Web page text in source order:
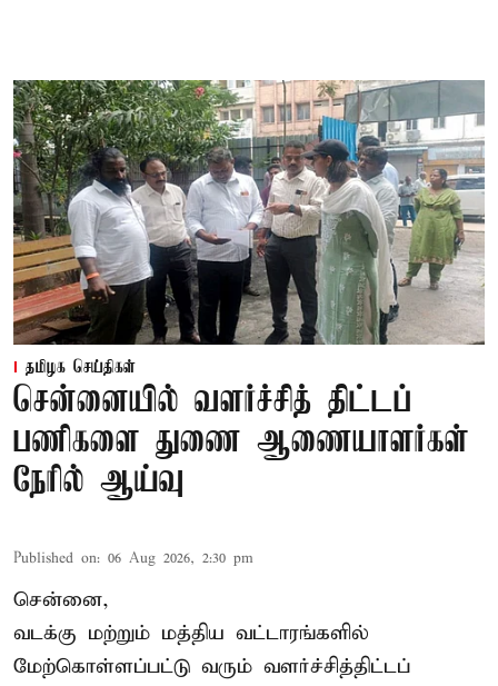
தமிழக செய்திகள்
சென்னையில் வளர்ச்சித் திட்டப்
பணிகளை துணை ஆணையாளர்கள்
நேரில் ஆய்வு
Published on: 06 Aug 2026, 2:30 pm
சென்னை,
வடக்கு மற்றும் மத்திய வட்டாரங்களில்
மேற்கொள்ளப்பட்டு வரும் வளர்ச்சித்திட்டப்